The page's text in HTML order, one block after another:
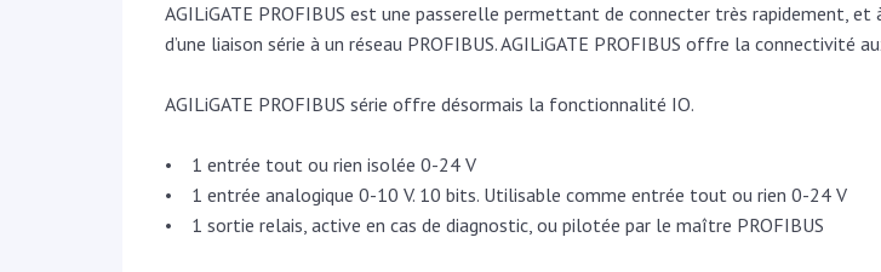
AGILiGATE PROFIBUS est une passerelle permettant de connecter très rapidement,
d’une liaison série à un réseau PROFIBUS. AGILiGATE PROFIBUS offre la connectivité
AGILiGATE PROFIBUS série offre désormais la fonctionnalité IO.
• 1 entrée tout ou rien isolée 0-24 V
• 1 entrée analogique 0-10 V. 10 bits. Utilisable comme entrée tout ou rien 0-24 V
• 1 sortie relais, active en cas de diagnostic, ou pilotée par le maître PROFIBUS